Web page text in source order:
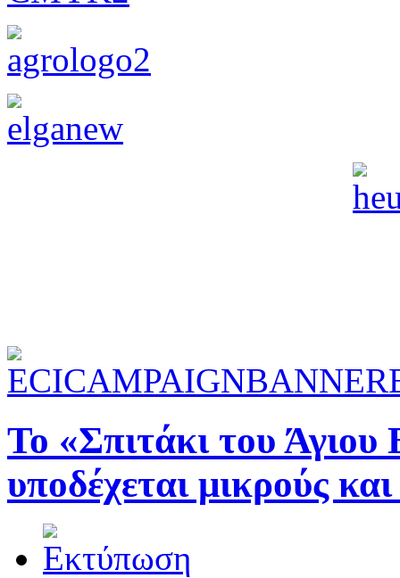
Το «Σπιτάκι του Άγιου
υποδέχεται μικρούς